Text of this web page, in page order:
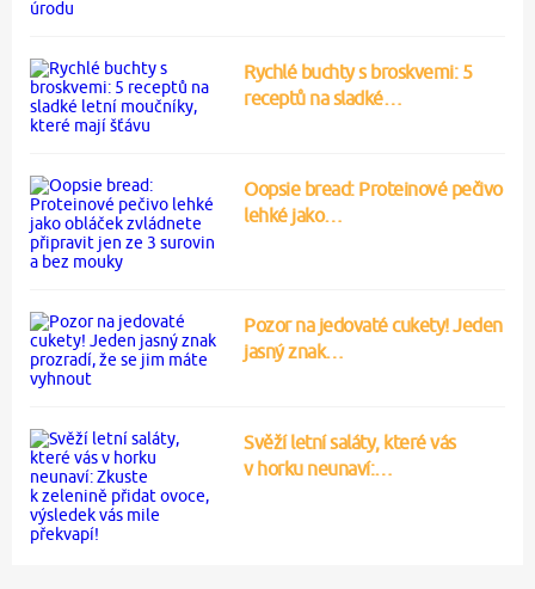
Rychlé buchty s broskvemi: 5
receptů na sladké…
Oopsie bread: Proteinové pečivo
lehké jako…
Pozor na jedovaté cukety! Jeden
jasný znak…
Svěží letní saláty, které vás
v horku neunaví:…